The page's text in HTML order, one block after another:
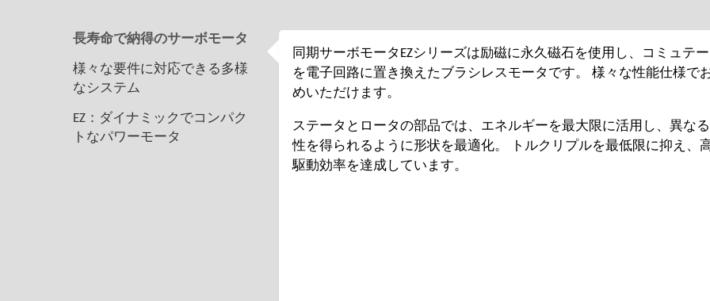
長寿命で納得のサーボモータ
様々な要件に対応できる多様
なシステム
EZ：ダイナミックでコンパク
トなパワーモータ
同期サーボモータEZシリーズは励磁に永久磁石を使用し、コミュテ
を電子回路に置き換えたブラシレスモータです。 様々な性能仕様で
めいただけます。
ステータとロータの部品では、エネルギーを最大限に活用し、異な
性を得られるように形状を最適化。 トルクリプルを最低限に抑え、
駆動効率を達成しています。